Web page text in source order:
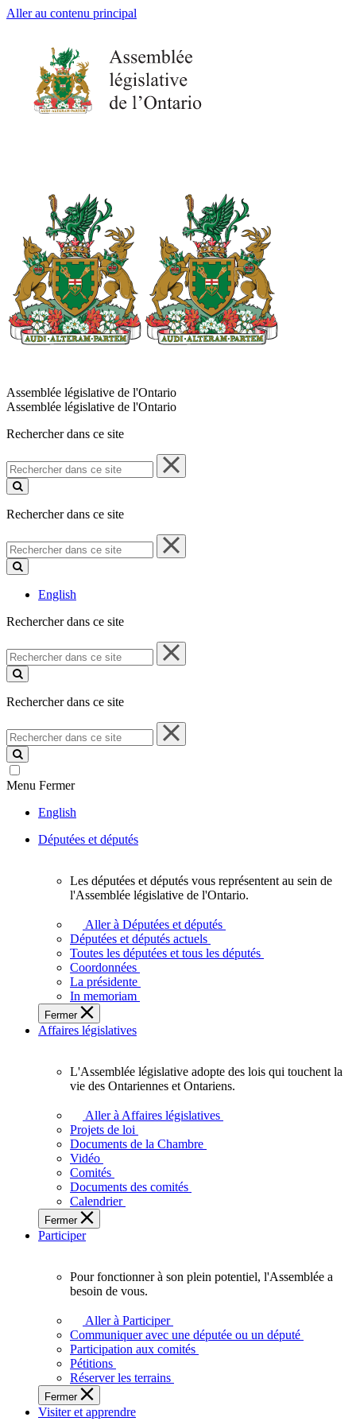
Aller au contenu principal
Assemblée législative de l'Ontario
Assemblée législative de l'Ontario
Rechercher dans ce site
Rechercher
dans
ce
Rechercher dans ce site
Rechercher
dans
ce
English
Rechercher dans ce site
Rechercher
dans
ce
Rechercher dans ce site
Rechercher
dans
ce
site
Menu Fermer
English
Députées et députés
députés
vous
représentent
sein
de
l'Assemblée
législative
l'Ontario.
Les députées et députés vous représentent au sein de
l'Assemblée législative de l'Ontario.
Aller à Députées et députés
Députées et députés actuels
Toutes les députées et tous les députés
Coordonnées
La présidente
In memoriam
Fermer
Affaires législatives
L'Assemblée
adopte
touchent
des
Ontariennes
et
L'Assemblée législative adopte des lois qui touchent la
vie des Ontariennes et Ontariens.
Aller à Affaires législatives
Projets de loi
Documents de la Chambre
Vidéo
Comités
Documents des comités
Calendrier
Fermer
Participer
plein
potentiel,
l'Assemblée
a
besoin
de
Pour fonctionner à son plein potentiel, l'Assemblée a
besoin de vous.
Aller à Participer
Communiquer avec une députée ou un député
Participation aux comités
Pétitions
Réserver les terrains
Fermer
Visiter et apprendre